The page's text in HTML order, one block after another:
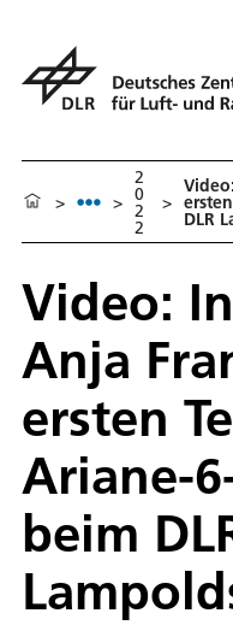
> >
2
0
2
2
>
DLR
Video:
Anja
ersten
Ariane-
beim